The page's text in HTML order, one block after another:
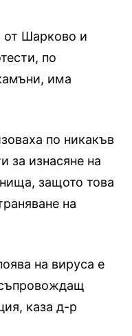
от Шарково и
по
има
по никакъв
за изнасяне на
защото това
на
на вируса е
съпровождащ
каза д-р